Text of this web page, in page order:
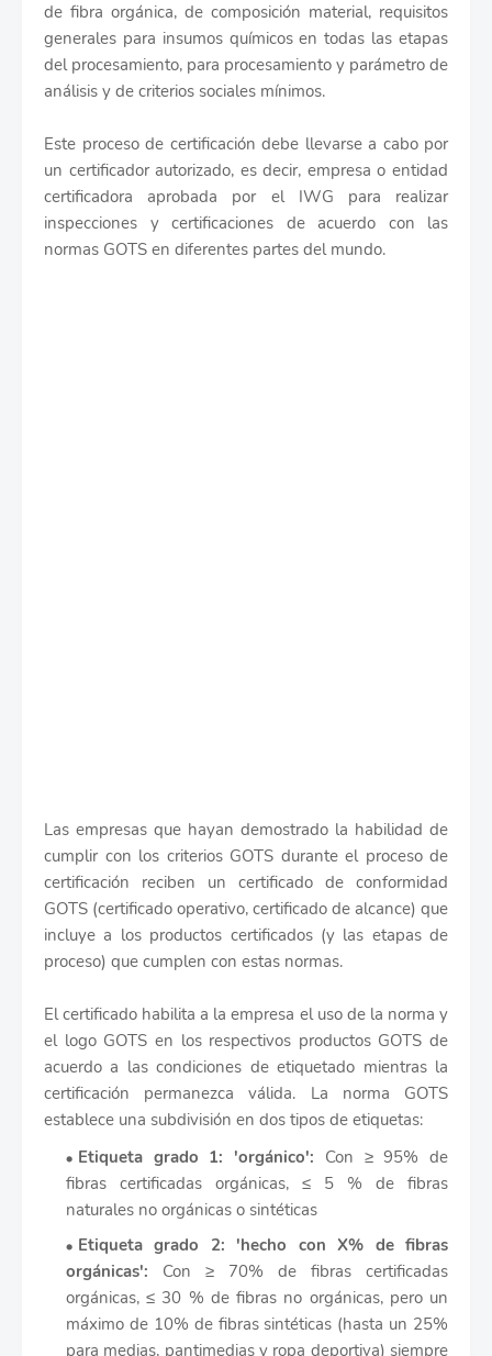
de fibra orgánica, de composición material, requisitos
generales para insumos químicos en todas las etapas
del procesamiento, para procesamiento y parámetro de
análisis y de criterios sociales mínimos.
Este proceso de certificación debe llevarse a cabo por
un certificador autorizado, es decir, empresa o entidad
certificadora aprobada por el IWG para realizar
inspecciones y certificaciones de acuerdo con las
normas GOTS en diferentes partes del mundo.
Las empresas que hayan demostrado la habilidad de
cumplir con los criterios GOTS durante el proceso de
certificación reciben un certificado de conformidad
GOTS (certificado operativo, certificado de alcance) que
incluye a los productos certificados (y las etapas de
proceso) que cumplen con estas normas.
El certificado habilita a la empresa el uso de la norma y
el logo GOTS en los respectivos productos GOTS de
acuerdo a las condiciones de etiquetado mientras la
certificación permanezca válida. La norma GOTS
establece una subdivisión en dos tipos de etiquetas:
Etiqueta grado 1: 'orgánico': Con ≥ 95% de
fibras certificadas orgánicas, ≤ 5 % de fibras
naturales no orgánicas o sintéticas
Etiqueta grado 2: 'hecho con X% de fibras
orgánicas': Con ≥ 70% de fibras certificadas
orgánicas, ≤ 30 % de fibras no orgánicas, pero un
máximo de 10% de fibras sintéticas (hasta un 25%
para medias, pantimedias y ropa deportiva) siempre